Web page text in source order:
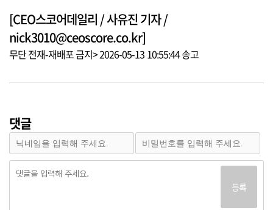
[CEO스코어데일리 / 사유진 기자 /
nick3010@ceoscore.co.kr]
무단 전재-재배포 금지> 2026-05-13 10:55:44 송고
댓글
등록